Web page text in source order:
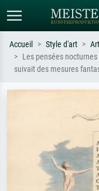
Recherche
impressionnisme, vague de
nu.
Accueil Style d'art
Les pensées
suivait des mesures